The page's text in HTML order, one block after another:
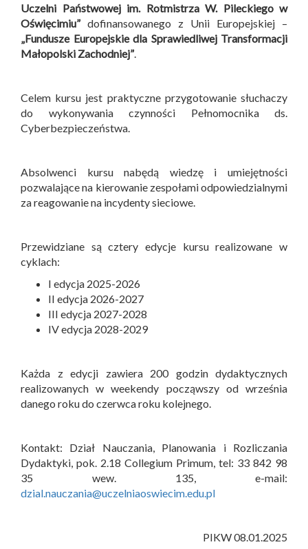
Uczelni Państwowej im. Rotmistrza W. Pileckiego w
Oświęcimiu”dofinansowanego z Unii Europejskiej –
„Fundusze Europejskie dla Sprawiedliwej Transformacji
Małopolski Zachodniej”.
Celem kursu jest praktyczne przygotowanie słuchaczy
do wykonywania czynności Pełnomocnika ds.
Cyberbezpieczeństwa.
Absolwenci kursu nabędą wiedzę i umiejętności
pozwalające na kierowanie zespołami odpowiedzialnymi
za reagowanie na incydenty sieciowe.
Przewidziane są cztery edycje kursu realizowane w
cyklach:
I edycja 2025-2026
II edycja 2026-2027
III edycja 2027-2028
IV edycja 2028-2029
Każda z edycji zawiera 200 godzin dydaktycznych
realizowanych w weekendy począwszy od września
danego roku do czerwca roku kolejnego.
Kontakt: Dział Nauczania, Planowania i Rozliczania
Dydaktyki, pok. 2.18 Collegium Primum, tel: 33 842 98
35 wew. 135, e-mail:
dzial.nauczania@uczelniaoswiecim.edu.pl
PIKW 08.01.2025